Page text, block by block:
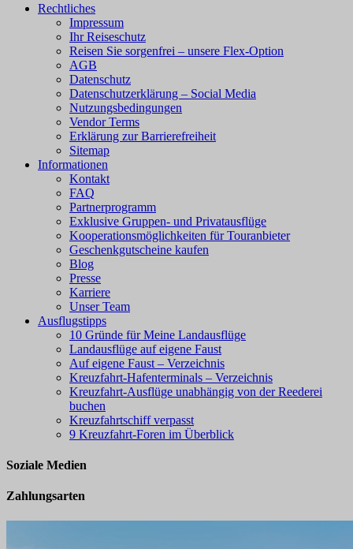
Rechtliches
Impressum
Ihr Reiseschutz
Reisen Sie sorgenfrei – unsere Flex-Option
AGB
Datenschutz
Datenschutzerklärung – Social Media
Nutzungsbedingungen
Vendor Terms
Erklärung zur Barrierefreiheit
Sitemap
Informationen
Kontakt
FAQ
Partnerprogramm
Exklusive Gruppen- und Privatausflüge
Kooperationsmöglichkeiten für Touranbieter
Geschenkgutscheine kaufen
Blog
Presse
Karriere
Unser Team
Ausflugstipps
10 Gründe für Meine Landausflüge
Landausflüge auf eigene Faust
Auf eigene Faust – Verzeichnis
Kreuzfahrt-Hafenterminals – Verzeichnis
Kreuzfahrt-Ausflüge unabhängig von der Reederei
buchen
Kreuzfahrtschiff verpasst
9 Kreuzfahrt-Foren im Überblick
Soziale Medien
Zahlungsarten